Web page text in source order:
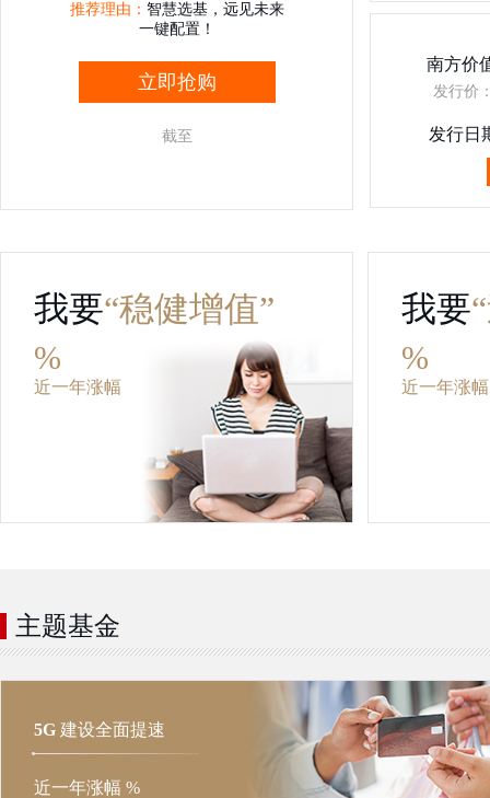
推荐理由： 智慧选基，远见未来
一键配置！
立即抢购
截至
南方价
发行价
发行日
我要“稳健增值”
%
近一年涨幅
我要
%
近一年涨幅
主题基金
5G 建设全面提速
近一年涨幅 %